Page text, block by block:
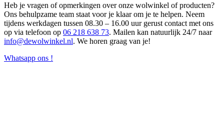
Heb je vragen of opmerkingen over onze wolwinkel of producten?
Ons behulpzame team staat voor je klaar om je te helpen. Neem
tijdens werkdagen tussen 08.30 – 16.00 uur gerust contact met ons
op via telefoon op 06 218 638 73. Mailen kan natuurlijk 24/7 naar
info@dewolwinkel.nl. We horen graag van je!
Whatsapp ons !